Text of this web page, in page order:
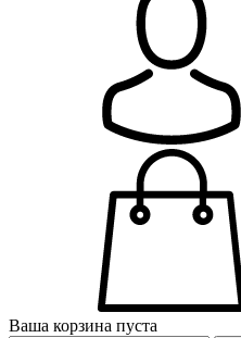
Ваша корзина пуста